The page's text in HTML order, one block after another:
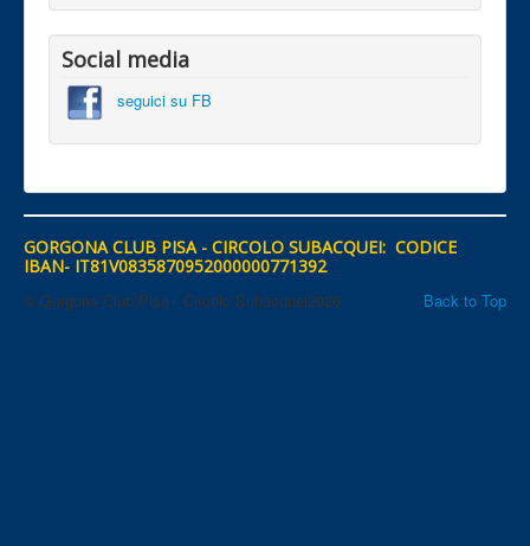
Social media
seguici su FB
GORGONA CLUB PISA - CIRCOLO SUBACQUEI: CODICE
IBAN- IT81V0835870952000000771392
Back to Top
© Gorgona Club Pisa - Circolo Subacquei2026